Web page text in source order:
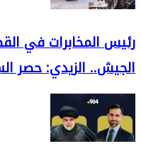
رئيس المخابرات في
الجيش.. الزيدي: حصر